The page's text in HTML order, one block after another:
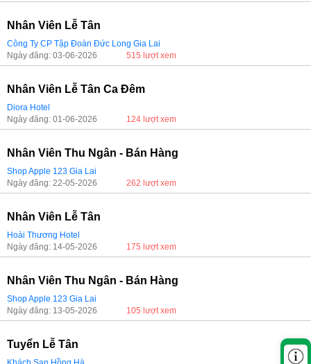
Nhân Viên Lễ Tân
Công Ty CP Tập Đoàn Đức Long Gia Lai
Ngày đăng: 03-06-2026
515 lượt xem
Nhân Viên Lễ Tân Ca Đêm
Diora Hotel
Ngày đăng: 01-06-2026
124 lượt xem
Nhân Viên Thu Ngân - Bán Hàng
Shop Apple 123 Gia Lai
Ngày đăng: 22-05-2026
262 lượt xem
Nhân Viên Lễ Tân
Hoài Thương Hotel
Ngày đăng: 14-05-2026
175 lượt xem
Nhân Viên Thu Ngân - Bán Hàng
Shop Apple 123 Gia Lai
Ngày đăng: 13-05-2026
105 lượt xem
Tuyển Lễ Tân